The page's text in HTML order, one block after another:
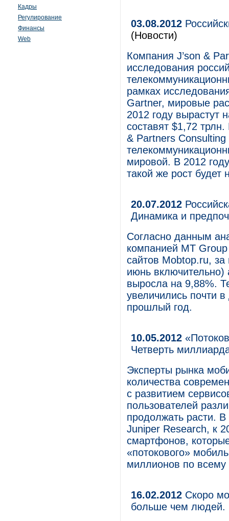
Кадры
Регулирование
Финансы
Web
03.08.2012
(Новости)
Компания J’son &
исследования
рамках
Gartner, мировые
2012 году
составят $1,72
& Partners Consulting
мировой. В 2012
такой же рост будет
20.07.2012
Динамика и
Согласно данным
компанией MT
сайтов Mobtop.ru,
июнь включительно)
выросла на 9,88%.
увеличились почти
прошлый год.
10.05.2012
Четверть
Эксперты рынка
количества
с развитием
пользователей
продолжать расти.
Juniper Research, к
смартфонов,
«потокового»
миллионов по всему
16.02.2012 Скоро
больше чем людей.